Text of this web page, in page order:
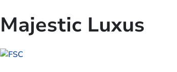
Majestic Luxus